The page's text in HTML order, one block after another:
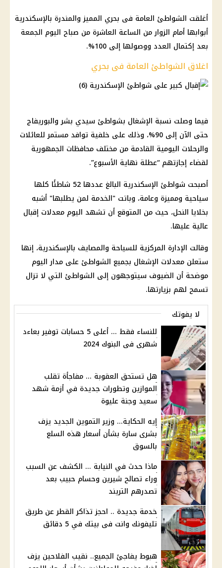
أغلقت الشواطئ العامة فى بحري المميز والمندرة بالإسكندرية
أبوابها أمام الزوار من الساعة العاشرة من صباح اليوم الجمعة
بعد إكتمال العدد ووصولها إلى 100%.
اغلاق الشواطئ العامة فى بحري
فيما وصلت نسبة الإشغال بشواطئ سيدي بشر والبوريفاج
حتى الآن إلى 90%، وذلك على خلفية توافد مستمر للعائلات
والرحلات اليومية القادمة من مختلف محافظات الجمهورية
لقضاء إجازتهم “عطلة نهاية الأسبوع”.
أصبحت شواطئ الإسكندرية البالغ عددها 52 شاطئًا كلها
سياحية ومميزة وعامة، وباتت "الخدمة لمن يطلبها" أشبه
بخلايا النحل، حيث من المتوقع أن تشهد اليوم معدلات إقبال
عالية عليها.
وقالت الإدارة المركزية للسياحة والمصايف بالإسكندرية، إنها
ستعلن معدلات الإشغال بجميع الشواطئ على مدار اليوم
موضحة أن الضيوف سيتوجهون إلى الشواطئ التي لا تزال
تسمح لهم بزيارتها.
لا يفوتك
للنساء فقط ... أعلى 5 حسابات توفير بعاءد
شهرى فى البنوك 2024
هل تستحق العقوبة ... مفاجأة تقلب
الموازين وتطورات جديدة في أزمة شهد
سعيد وجنة عليوة
إيه الحكاية... وزير التموين الجديد يزف
بشرى سارة بشأن أسعار هذه السلع
بالسوق
ماذا حدث في النيابة ... الكشف عن السبب
وراء تصالح شيرين وحسام حبيب بعد
تصدرهم التريند
خدمة جديدة .. احجز تذاكر القطر عن طريق
تليفونك وانت فى بيتك في 5 دقائق
هبوط يفاجئ الجميع.. نقيب الفلاحين يزف